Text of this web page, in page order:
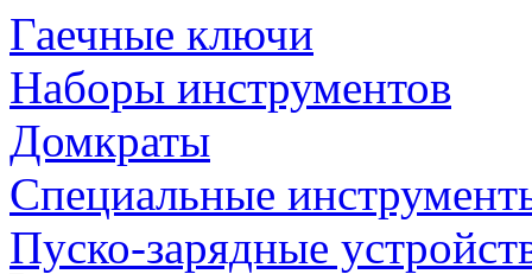
Гаечные ключи
Наборы инструментов
Домкраты
Специальные
Пуско-зарядные